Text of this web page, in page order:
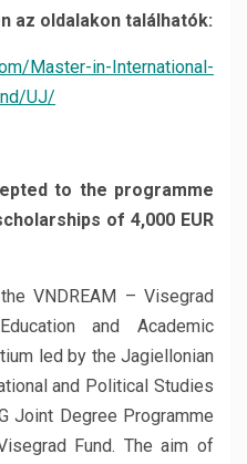
az oldalakon találhatók:
Master-in-International-
UJ/
to the programme
of 4,000 EUR
VNDREAM – Visegrad
and Academic
led by the Jagiellonian
and Political Studies
Joint Degree Programme
Fund. The aim of